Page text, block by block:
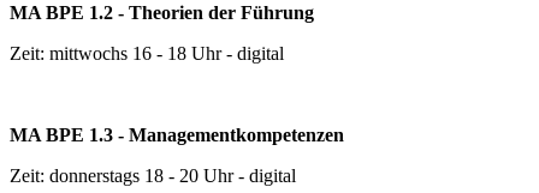
MA BPE 1.2 - Theorien der Führung
Zeit: mittwochs 16 - 18 Uhr - digital
MA BPE 1.3 - Managementkompetenzen
Zeit: donnerstags 18 - 20 Uhr - digital